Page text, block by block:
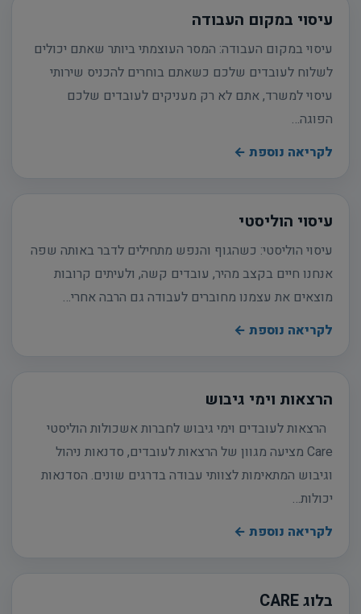
עיסוי במקום העבודה
עיסוי במקום העבודה: המסר העוצמתי ביותר שאתם יכולים
לשלוח לעובדים שלכם כשאתם בוחרים להכניס שירותי
עיסוי למשרד, אתם לא רק מעניקים לעובדים שלכם
הפוגה…
לקריאה נוספת ←
עיסוי הוליסטי
עיסוי הוליסטי: כשהגוף והנפש מתחילים לדבר באותה שפה
אנחנו חיים בקצב מהיר, עובדים קשה, ולעיתים קרובות
מוצאים את עצמנו מחוברים לעבודה גם הרבה אחרי…
לקריאה נוספת ←
הרצאות וימי גיבוש
הרצאות לעובדים וימי גיבוש לחברות אשכולות הוליסטי
Care מציעה מגוון של הרצאות לעובדים, סדנאות ניהול
וגיבוש המתאימות לצוותי עבודה בדרגים שונים. הסדנאות
יכולות…
לקריאה נוספת ←
בלוג CARE